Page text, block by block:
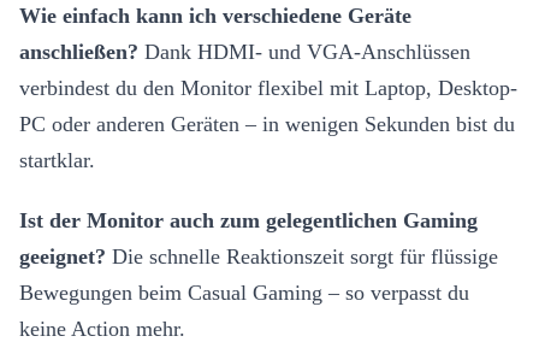
Wie einfach kann ich verschiedene Geräte
anschließen? Dank HDMI- und VGA-Anschlüssen
verbindest du den Monitor flexibel mit Laptop, Desktop-
PC oder anderen Geräten – in wenigen Sekunden bist du
startklar.
Ist der Monitor auch zum gelegentlichen Gaming
geeignet? Die schnelle Reaktionszeit sorgt für flüssige
Bewegungen beim Casual Gaming – so verpasst du
keine Action mehr.